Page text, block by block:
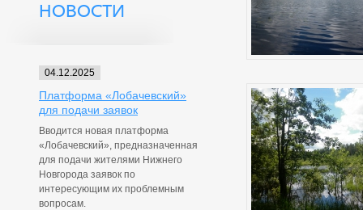
НОВОСТИ
04.12.2025
Платформа «Лобачевский»
для подачи заявок
Вводится новая платформа
«Лобачевский», предназначенная
для подачи жителями Нижнего
Новгорода заявок по
интересующим их проблемным
вопросам.